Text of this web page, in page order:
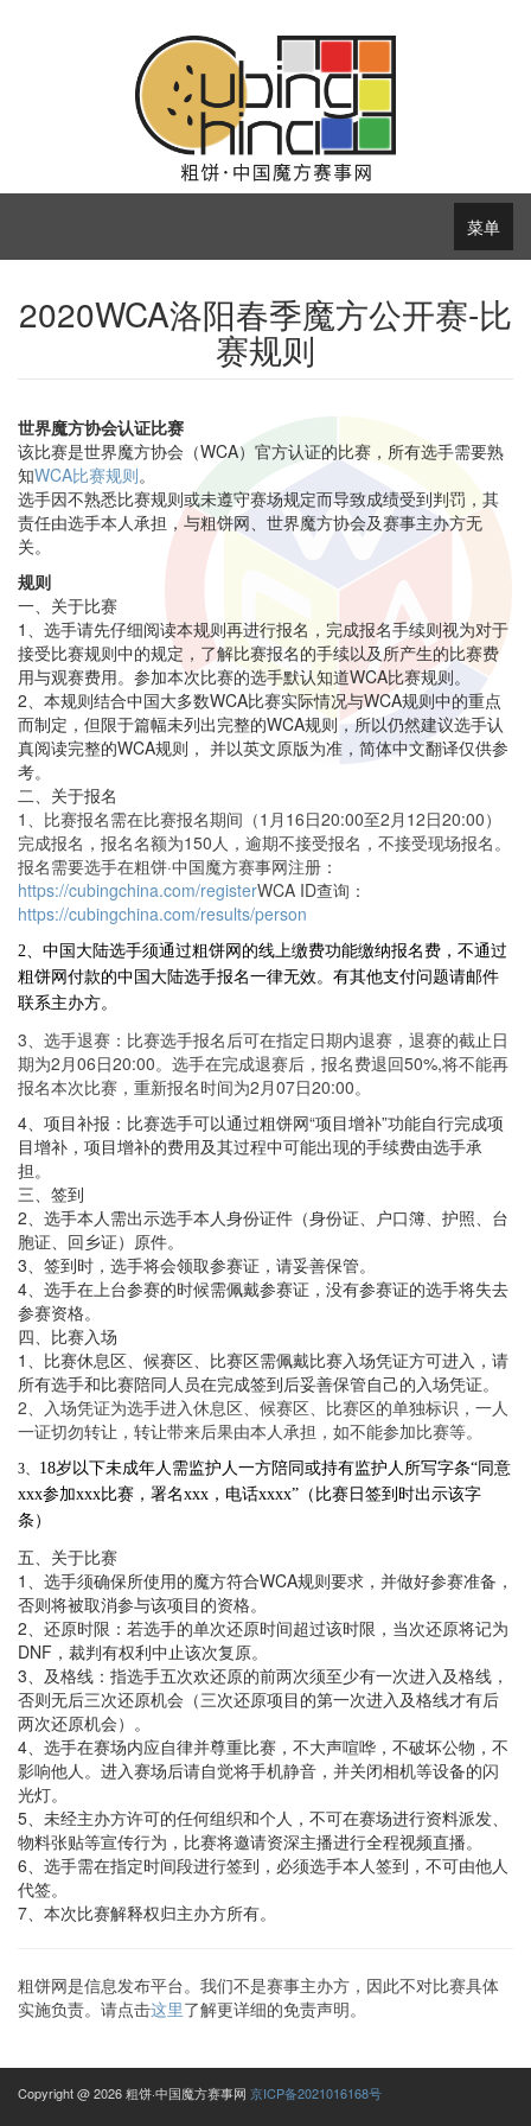
菜单
2020WCA洛阳春季魔方公开赛-比
赛规则
世界魔方协会认证比赛
该比赛是世界魔方协会（WCA）官方认证的比赛，所有选手需要熟
知WCA比赛规则。
选手因不熟悉比赛规则或未遵守赛场规定而导致成绩受到判罚，其
责任由选手本人承担，与粗饼网、世界魔方协会及赛事主办方无
关。
规则
一、关于比赛
1、选手请先仔细阅读本规则再进行报名，完成报名手续则视为对于
接受比赛规则中的规定，了解比赛报名的手续以及所产生的比赛费
用与观赛费用。参加本次比赛的选手默认知道WCA比赛规则。
2、本规则结合中国大多数WCA比赛实际情况与WCA规则中的重点
而制定，但限于篇幅未列出完整的WCA规则，所以仍然建议选手认
真阅读完整的WCA规则， 并以英文原版为准，简体中文翻译仅供参
考。
二、关于报名
1、比赛报名需在比赛报名期间（1月16日20:00至2月12日20:00）
完成报名，报名名额为150人，逾期不接受报名，不接受现场报名。
报名需要选手在粗饼·中国魔方赛事网注册：
https://cubingchina.com/registerWCA ID查询：
https://cubingchina.com/results/person
2、中国大陆选手须通过粗饼网的线上缴费功能缴纳报名费，不通过
粗饼网付款的中国大陆选手报名一律无效。有其他支付问题请邮件
联系主办方。
3、选手退赛：比赛选手报名后可在指定日期内退赛，退赛的截止日
期为2月06日20:00。选手在完成退赛后，报名费退回50%,将不能再
报名本次比赛，重新报名时间为2月07日20:00。
4、项目补报：比赛选手可以通过粗饼网“项目增补”功能自行完成项
目增补，项目增补的费用及其过程中可能出现的手续费由选手承
担。
三、签到
2、选手本人需出示选手本人身份证件（身份证、户口簿、护照、台
胞证、回乡证）原件。
3、签到时，选手将会领取参赛证，请妥善保管。
4、选手在上台参赛的时候需佩戴参赛证，没有参赛证的选手将失去
参赛资格。
四、比赛入场
1、比赛休息区、候赛区、比赛区需佩戴比赛入场凭证方可进入，请
所有选手和比赛陪同人员在完成签到后妥善保管自己的入场凭证。
2、入场凭证为选手进入休息区、候赛区、比赛区的单独标识，一人
一证切勿转让，转让带来后果由本人承担，如不能参加比赛等。
3、 18岁以下未成年人需监护人一方陪同或持有监护人所写字条“同意
xxx参加xxx比赛，署名xxx ，电话xxxx”（比赛日签到时出示该字
条）
五、关于比赛
1、选手须确保所使用的魔方符合WCA规则要求，并做好参赛准备，
否则将被取消参与该项目的资格。
2、还原时限：若选手的单次还原时间超过该时限，当次还原将记为
DNF，裁判有权利中止该次复原。
3、及格线：指选手五次欢还原的前两次须至少有一次进入及格线，
否则无后三次还原机会（三次还原项目的第一次进入及格线才有后
两次还原机会）。
4、选手在赛场内应自律并尊重比赛，不大声喧哗，不破坏公物，不
影响他人。进入赛场后请自觉将手机静音，并关闭相机等设备的闪
光灯。
5、未经主办方许可的任何组织和个人，不可在赛场进行资料派发、
物料张贴等宣传行为，比赛将邀请资深主播进行全程视频直播。
6、选手需在指定时间段进行签到，必须选手本人签到，不可由他人
代签。
7、本次比赛解释权归主办方所有。
粗饼网是信息发布平台。我们不是赛事主办方，因此不对比赛具体
实施负责。请点击这里了解更详细的免责声明。
Copyright @ 2026 粗饼·中国魔方赛事网 京ICP备2021016168号